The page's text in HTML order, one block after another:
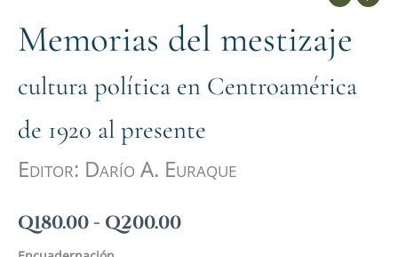
Memorias del mestizaje
cultura política en Centroamérica
de 1920 al presente
Editor: Darío A. Euraque
Q180.00- Q200.00